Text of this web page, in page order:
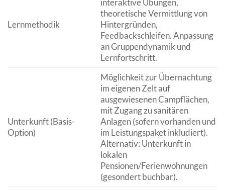
Lernmethodik
theoretische Vermittlung von
Hintergründen,
Feedbackschleifen. Anpassung
an Gruppendynamik und
Lernfortschritt.
Unterkunft (Basis-
Option)
Möglichkeit zur Übernachtung
im eigenen Zelt auf
ausgewiesenen Campflächen,
mit Zugang zu sanitären
Anlagen (sofern vorhanden und
im Leistungspaket inkludiert).
Alternativ: Unterkunft in
lokalen
Pensionen/Ferienwohnungen
(gesondert buchbar).